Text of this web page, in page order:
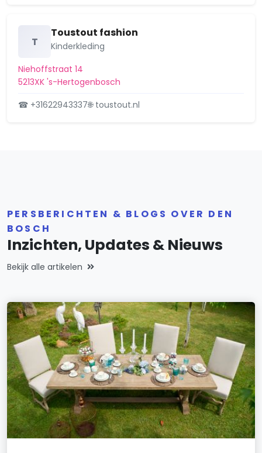
T
Toustout fashion
Kinderkleding
Niehoffstraat 14
5213XK 's-Hertogenbosch
☎ +31622943337🌐 toustout.nl
PERSBERICHTEN & BLOGS OVER DEN
BOSCH
Inzichten, Updates & Nieuws
Bekijk alle artikelen